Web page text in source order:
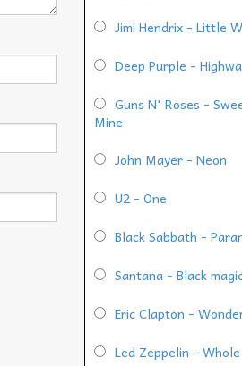
Jimi Hendrix - Little
Deep Purple -
Guns N' Roses -
Mine
John Mayer - Neon
U2 - One
Black Sabbath -
Santana - Black
Eric Clapton -
Led Zeppelin -